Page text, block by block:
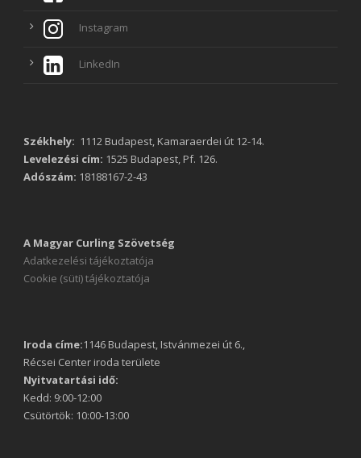
Instagram
LinkedIn
Székhely: 1112 Budapest, Kamaraerdei út 12-14.
Levelezési cím: 1525 Budapest, Pf. 126.
Adószám: 18188167-2-43
A Magyar Curling Szövetség
Adatkezelési tájékoztatója
Cookie (süti) tájékoztatója
Iroda címe:1146 Budapest, Istvánmezei út 6.,
Récsei Center iroda területe
Nyitvatartási idő:
Kedd: 9:00-12:00
Csütörtök: 10:00-13:00